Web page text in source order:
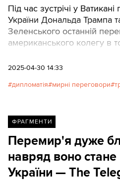
Під час зустрічі у
України Дональда Трампа
Зеленського останній
американського колегу в
2025-04-30 14:33
дипломатія мирні переговори
ФРАГМЕНТИ
Перемир'я дуже
навряд воно
України — The